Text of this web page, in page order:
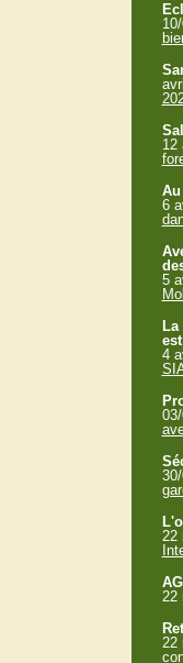
12
6
5
4
22
22
22